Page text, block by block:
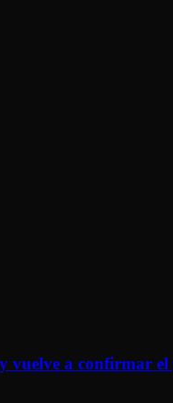
vuelve a confirmar